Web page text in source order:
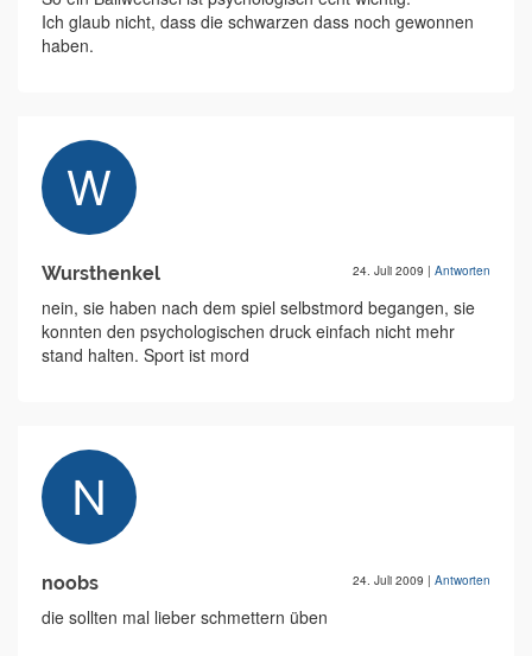
Ich glaub nicht, dass die schwarzen dass noch gewonnen
haben.
Wursthenkel 24. Juli 2009 | Antworten
nein, sie haben nach dem spiel selbstmord begangen, sie
konnten den psychologischen druck einfach nicht mehr
stand halten. Sport ist mord
noobs 24. Juli 2009 | Antworten
die sollten mal lieber schmettern üben